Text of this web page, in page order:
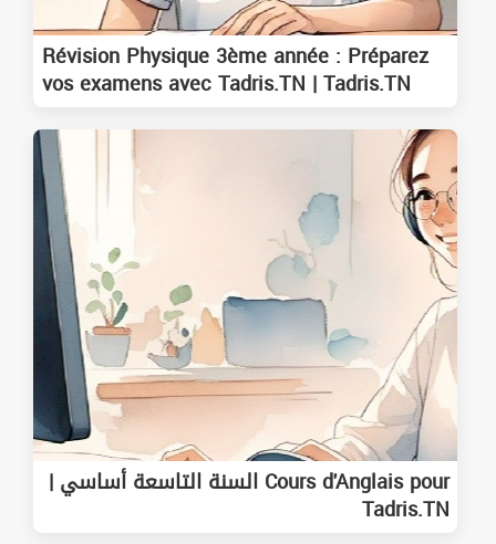
Révision Physique 3ème année : Préparez
vos examens avec Tadris.TN | Tadris.TN
Cours d'Anglais pour السنة التاسعة أساسي |
Tadris.TN